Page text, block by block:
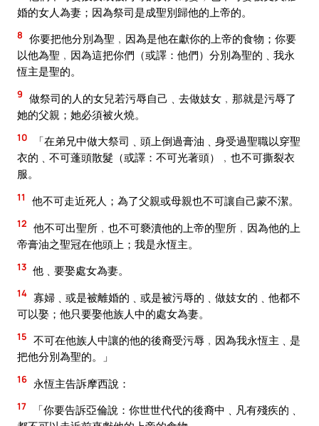
婚的女人為妻；因為祭司是成聖別歸他的上帝的。
8 你要把他分別為聖﹐因為是他在獻你的上帝的食物；你要
以他為聖﹐因為這把你們（或譯：他們）分別為聖的﹑我永
恆主是聖的。
9 做祭司的人的女兒若污辱自己﹑去做妓女﹐那就是污辱了
她的父親；她必須被火燒。
10
「在弟兄中做大祭司﹑頭上倒過膏油﹑身受過聖職以穿聖
衣的﹑不可蓬頭散髮（或譯：不可光著頭）﹐也不可撕裂衣
服。
11 他不可走近死人；為了父親或母親也不可讓自己蒙不潔。
12 他不可出聖所﹐也不可褻瀆他的上帝的聖所﹐因為他的上
帝膏油之聖冠在他頭上；我是永恆主。
13 他﹑要娶處女為妻。
14 寡婦﹑或是被離婚的﹑或是被污辱的﹑做妓女的﹑他都不
可以娶；他只要娶他族人中的處女為妻。
15 不可在他族人中讓的他的後裔受污辱﹐因為我永恆主﹑是
把他分別為聖的。」
16 永恆主告訴摩西說：
17
「你要告訴亞倫說：你世世代代的後裔中﹑凡有殘疾的﹑